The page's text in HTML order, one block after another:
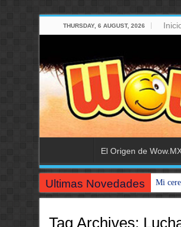
THURSDAY, 6 AUGUST, 2026
El Origen de
Ultimas Novedades Mi
Tag Archives: